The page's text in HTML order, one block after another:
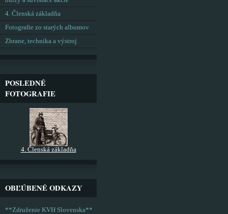
4. Členská základňa
Fotografie zo starých albumov
Zbrane, technika a výstroj
POSLEDNÉ
FOTOGRAFIE
4. Členská základňa
OBĽÚBENÉ ODKAZY
**Združenie KVH Slovenska**